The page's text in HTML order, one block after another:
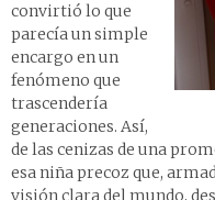
convirtió lo que
parecía un simple
encargo en un
fenómeno que
trascendería
generaciones. Así,
de las cenizas de una
esa niña precoz que,
visión clara del mundo,